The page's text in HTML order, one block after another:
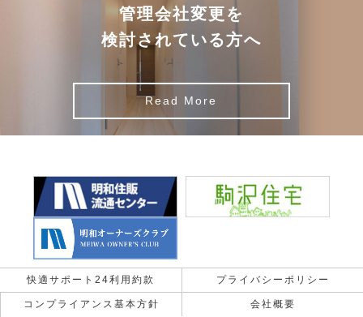
管理会社変更を
検討されている方へ
Read More
快適サポート24利用約款 プライバシーポリシー
コンプライアンス基本方針 会社概要